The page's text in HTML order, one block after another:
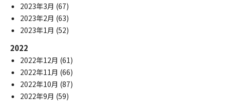
2023年3月 (67)
2023年2月 (63)
2023年1月 (52)
2022
2022年12月 (61)
2022年11月 (66)
2022年10月 (87)
2022年9月 (59)